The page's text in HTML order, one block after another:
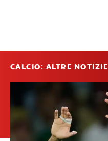
CALCIO: ALTRE NOTIZIE